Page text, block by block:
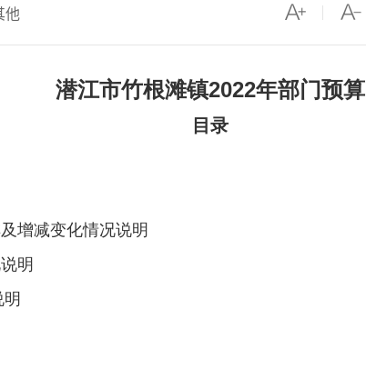
他
潜江市竹根滩镇2022年部门预算
目录
增减变化情况说明
明